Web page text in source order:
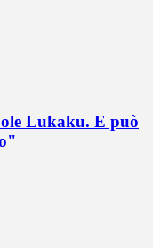
Lukaku. E può